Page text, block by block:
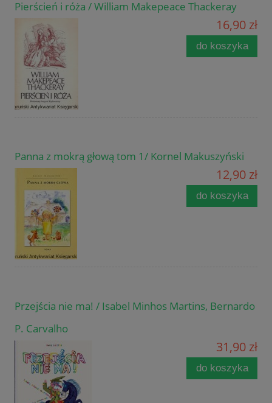
Pierścień i róża / William Makepeace Thackeray
16,90 zł
do koszyka
Panna z mokrą głową tom 1/ Kornel Makuszyński
12,90 zł
do koszyka
Przejścia nie ma! / Isabel Minhos Martins, Bernardo
P. Carvalho
31,90 zł
do koszyka